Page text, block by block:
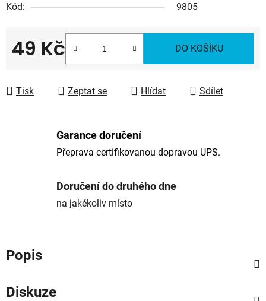
Kód:
9805
49 Kč DO KOŠÍKU
Tisk Zeptat se Hlídat Sdílet
Garance doručení
Přeprava certifikovanou dopravou UPS.
Doručení do druhého dne
na jakékoliv místo
Popis
Diskuze